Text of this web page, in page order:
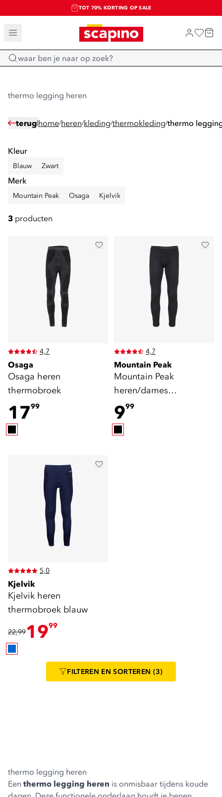
TOT 70% KORTING OP SALE
SALE: LAATSTE KANS!
SHOP NIEUW
Home
thermo legging heren
terug home/heren/kleding/thermokleding/thermo
Kleur
Blauw Zwart
Merk
Mountain Peak Osaga Kjelvik
3 producten
4,7
Osaga
Osaga heren
thermobroek
1799
4,7
Mountain Peak
Mountain Peak
heren/dames
thermobroek
999
5,0
Kjelvik
Kjelvik heren
thermobroek blauw
22,991999
FILTEREN EN SORTEREN (3)
thermo legging heren
Een thermo legging heren is onmisbaar tijdens koude